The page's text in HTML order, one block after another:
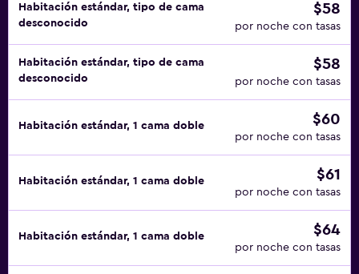
Habitación estándar, tipo de cama
desconocido
$58
por noche con tasas
Habitación estándar, tipo de cama
desconocido
$58
por noche con tasas
Habitación estándar, 1 cama doble $60
por noche con tasas
Habitación estándar, 1 cama doble $61
por noche con tasas
Habitación estándar, 1 cama doble $64
por noche con tasas